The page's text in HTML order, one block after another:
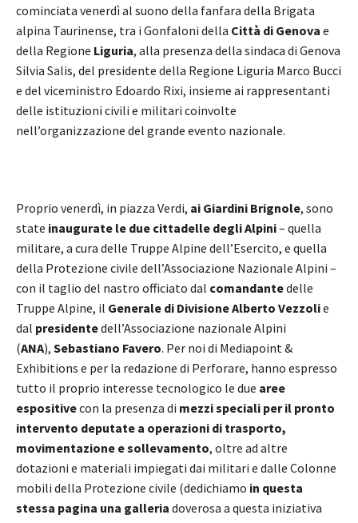
cominciata venerdì al suono della fanfara della Brigata
alpina Taurinense, tra i Gonfaloni della Città di Genova e
della Regione Liguria, alla presenza della sindaca di Genova
Silvia Salis, del presidente della Regione Liguria Marco Bucci
e del viceministro Edoardo Rixi, insieme ai rappresentanti
delle istituzioni civili e militari coinvolte
nell’organizzazione del grande evento nazionale.
Proprio venerdì, in piazza Verdi, ai Giardini Brignole, sono
state inaugurate le due cittadelle degli Alpini– quella
militare, a cura delle Truppe Alpine dell’Esercito, e quella
della Protezione civile dell’Associazione Nazionale Alpini –
con il taglio del nastro officiato dal comandantedelle
Truppe Alpine, il Generale di Divisione Alberto Vezzolie
dal presidentedell’Associazione nazionale Alpini
(ANA), Sebastiano Favero. Per noi di Mediapoint &
Exhibitions e per la redazione di Perforare, hanno espresso
tutto il proprio interesse tecnologico le due aree
espositivecon la presenza di mezzi speciali per il pronto
intervento deputate a operazioni di trasporto,
movimentazione e sollevamento, oltre ad altre
dotazioni e materiali impiegati dai militari e dalle Colonne
mobili della Protezione civile (dedichiamo in questa
stessa pagina una galleria doverosa a questa iniziativa